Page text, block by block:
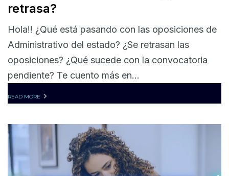
retrasa?
Hola!! ¿Qué está pasando con las oposiciones de
Administrativo del estado? ¿Se retrasan las
oposiciones? ¿Qué sucede con la convocatoria
pendiente? Te cuento más en...
READ MORE